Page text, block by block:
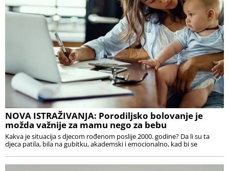
NOVA ISTRAŽIVANJA: Porodiljsko bolovanje je
možda važnije za mamu nego za bebu
Kakva je situacija s djecom rođenom poslije 2000. godine? Da li su ta
djeca patila, bila na gubitku, akademski i emocionalno, kad bi se